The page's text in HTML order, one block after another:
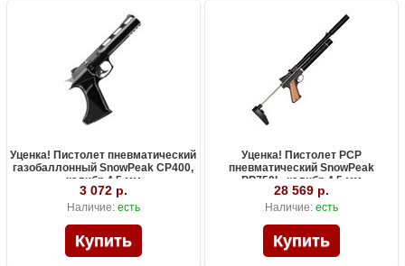
Уценка! Пистолет пневматический
газобаллонный SnowPeak CP400,
калибр 4.5 мм
3 072 р.
Наличие: есть
Уценка! Пистолет PCP
пневматический SnowPeak
PP750L, калибр 4.5 мм
28 569 р.
Наличие: есть